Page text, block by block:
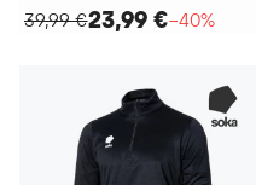
39,99 €23,99 €−40%